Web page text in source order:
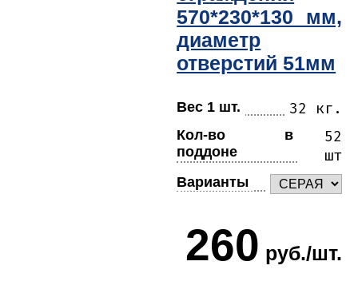
570*230*130 мм,
диаметр
отверстий 51мм
Вес 1 шт. 32 кг.
Кол-во в
поддоне
52
шт
Варианты
260 руб./шт.